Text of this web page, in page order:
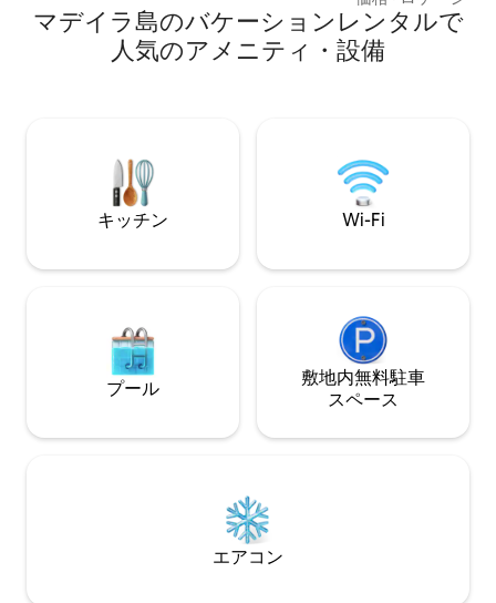
マビュー、バルコニー、モダンなオープ
ンプランのリビングがあります。高速Wi-
Fi、スマートテレビ、設備の整ったキッチ
からわずか数分です。ご家族やご友人と
の旅行に最適です。車が必要です。
Sítio dos Anjosに
地域が涼しくても
分を味わえます。
その他の写真と雰
@cantodasfontes
マデイラ島のバケーションレンタルで
人気のアメニティ・設備
キッチン Wi-Fi
プール
敷地内無料駐⁠車
ス⁠ペ⁠ー⁠ス
エアコン